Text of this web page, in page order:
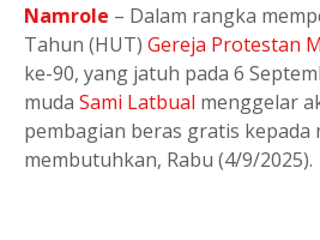
Namrole – Dalam rangka
Tahun (HUT) Gereja Protestan
ke-90, yang jatuh pada 6
muda Sami Latbual menggelar
pembagian beras gratis kepada
membutuhkan, Rabu (4/9/2025).